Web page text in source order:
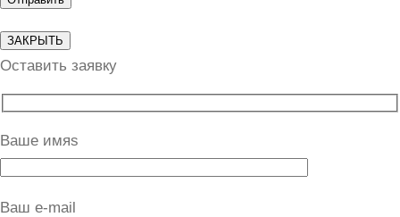
ЗАКРЫТЬ
Оставить заявку
Ваше имяs
Ваш e-mail